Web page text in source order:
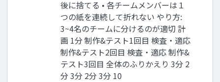
後に捨てる • 各チームメンバーは１
つの紙を連続して折れない やり方:
3~4名のチームに分けるのが適切 計
画 1分 制作&テスト1回目 検査・適応
制作&テスト2回目 検査・適応 制作&
テスト3回目 全体のふりかえり 3分 2
分 3分 2分 3分 10